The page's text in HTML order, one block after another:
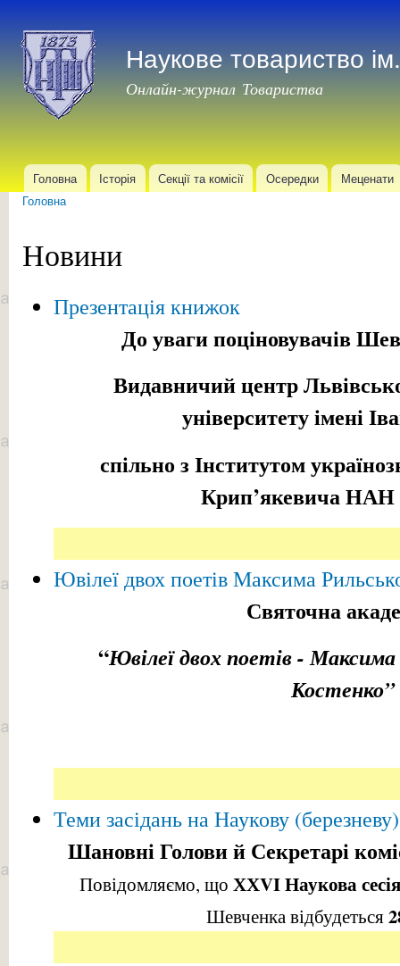
Наукове товариство
Онлайн-журнал Товариства
Головне меню
Головна Історія Секції та комісії Осередки Меценати
Головна
Новини
Презентація книжок
До уваги поціновувачів
Видавничий центр
університету імені
спільно з Інститутом
Крип’якевича НАН
Ювілеї двох поетів Максима
Святочна
“Ювілеї двох поетів-Максима
Костенко”
Теми засідань на Наукову
Шановні Голови й Секретарі
Повідомляємо, що ХХVI Наукова
Шевченка відбудеться